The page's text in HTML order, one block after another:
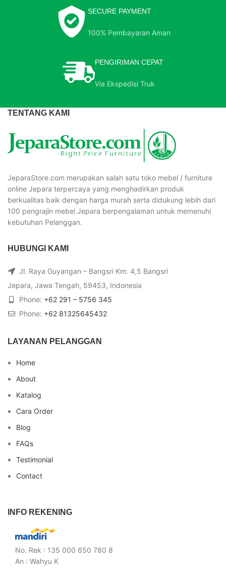
SECURE PAYMENT
100% Pembayaran Aman
PENGIRIMAN CEPAT
Via Ekspedisi Truk
TENTANG KAMI
JeparaStore.com merupakan salah satu toko mebel / furniture
online Jepara terpercaya yang menghadirkan produk
berkualitas baik dengan harga murah serta didukung lebih dari
100 pengrajin mebel Jepara berpengalaman untuk memenuhi
kebutuhan Pelanggan.
HUBUNGI KAMI
Jl. Raya Guyangan – Bangsri Km. 4,5 Bangsri
Jepara, Jawa Tengah, 59453, Indonesia
Phone: +62 291 – 5756 345
Phone: +62 81325645432
LAYANAN PELANGGAN
Home
About
Katalog
Cara Order
Blog
FAQs
Testimonial
Contact
INFO REKENING
No. Rek : 135 000 650 780 8
An : Wahyu K